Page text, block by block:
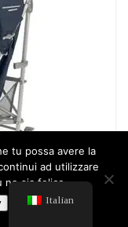
Italian
tu possa avere la
ad utilizzare
ne sia felice.